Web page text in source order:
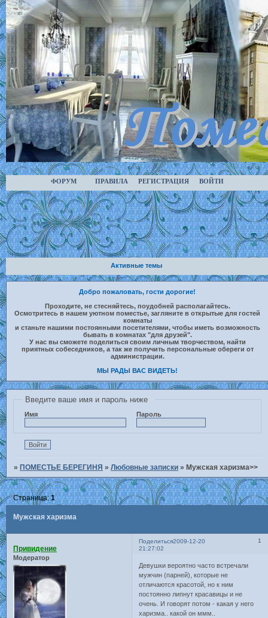
ФОРУМ ПРАВИЛА РЕГИСТРАЦИЯ ВОЙТИ
Активные темы
Добро пожаловать, гости дорогие!
Проходите, не стесняйтесь, поудобней располагайтесь.
Осмотритесь в нашем уютном поместье, загляните в открытые для гостей
комнаты
и станьте нашими постоянными посетителями, чтобы иметь возможность
бывать в комнатах "для друзей".
У нас вы сможете поделиться своим личным творчеством, найти
приятных собеседников, а так же получить персональные обереги от
администрации.
МЫ РАДЫ ВАС ВИДЕТЬ!
Введите ваше имя и пароль ниже
Имя Пароль
»ПОМЕСТЬЕ БЕРЕГИНЯ »Любовные записки »Мужская харизма>>
Мужская харизма
Страница:1
Поделиться 1
2009-12-20
21:27:02
Привидение
Модератор
Девушки вероятно часто встречали
мужчин (парней), которые не
отличаются красотой, но к ним
постоянно липнут красавицы и не
очень. И говорят потом - какая у него
харизма.. какой он ммм..